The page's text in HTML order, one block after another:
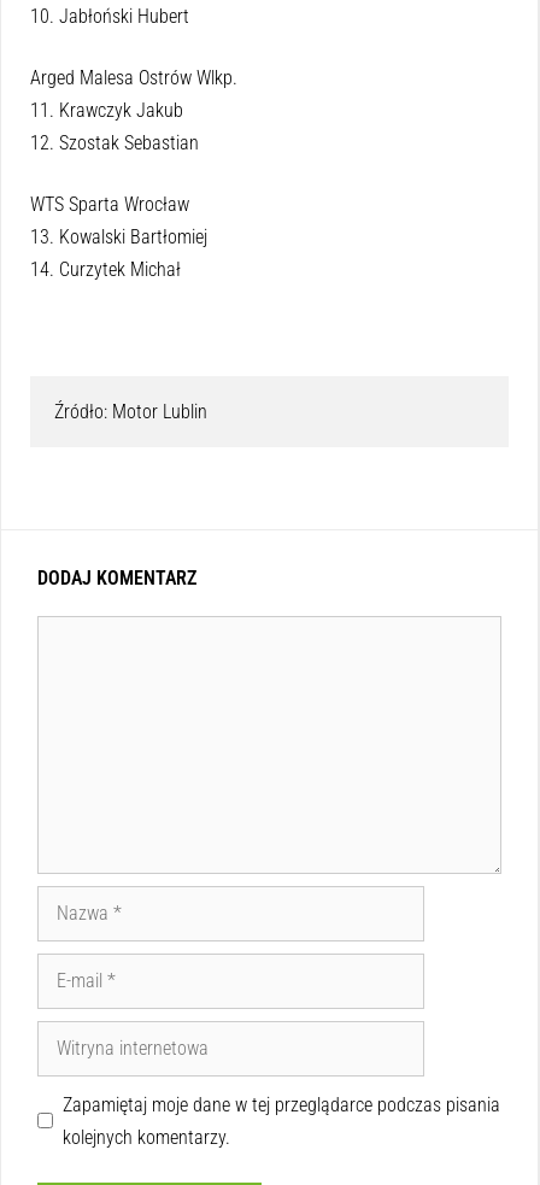
10. Jabłoński Hubert
Arged Malesa Ostrów Wlkp.
11. Krawczyk Jakub
12. Szostak Sebastian
WTS Sparta Wrocław
13. Kowalski Bartłomiej
14. Curzytek Michał
Źródło: Motor Lublin
DODAJ KOMENTARZ
Zapamiętaj moje dane w tej przeglądarce podczas pisania
kolejnych komentarzy.